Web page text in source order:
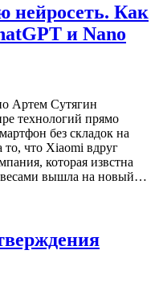
нейросеть. Как
и Nano
Артем Сутягин
технологий прямо
без складок на
то, что Xiaomi вдруг
которая извстна
вышла на новый…